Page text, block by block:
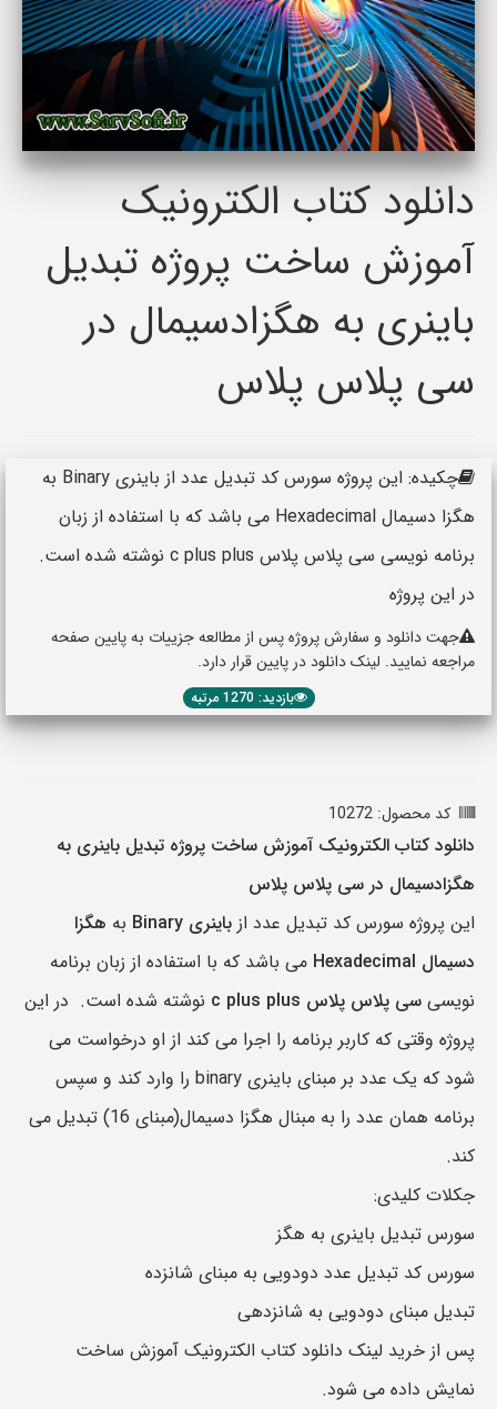
دانلود کتاب الکترونیک
آموزش ساخت پروژه تبدیل
باینری به هگزادسیمال در
سی پلاس پلاس
چکیده: این پروژه سورس کد تبدیل عدد از باینری Binary به
هگزا دسیمال Hexadecimal می باشد که با استفاده از زبان
برنامه نویسی سی پلاس پلاس c plus plus نوشته شده است.
در این پروژه
جهت دانلود و سفارش پروژه پس از مطالعه جزییات به پایین صفحه
مراجعه نمایید. لینک دانلود در پایین قرار دارد.
بازدید: 1270 مرتبه
کد محصول: 10272
دانلود کتاب الکترونیک آموزش ساخت پروژه تبدیل باینری به
هگزادسیمال در سی پلاس پلاس
این پروژه سورس کد تبدیل عدد از باینری Binary به هگزا
دسیمال Hexadecimal می باشد که با استفاده از زبان برنامه
نویسی سی پلاس پلاس c plus plus نوشته شده است. در این
پروژه وقتی که کاربر برنامه را اجرا می کند از او درخواست می
شود که یک عدد بر مبنای باینری binary را وارد کند و سپس
برنامه همان عدد را به مبنال هگزا دسیمال(مبنای 16) تبدیل می
کند.
جکلات کلیدی:
سورس تبدیل باینری به هگز
سورس کد تبدیل عدد دودویی به مبنای شانزده
تبدیل مبنای دودویی به شانزدهی
پس از خرید لینک دانلود کتاب الکترونیک آموزش ساخت
نمایش داده می شود.